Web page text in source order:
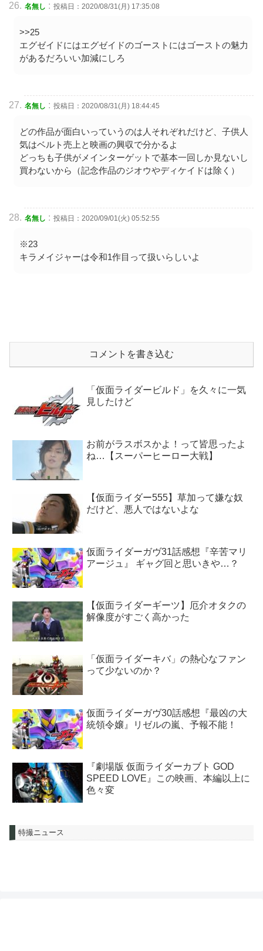
名無し : 投稿日：2020/08/31(月) 17:35:08
>>25
エグゼイドにはエグゼイドのゴーストにはゴーストの魅力
があるだろいい加減にしろ
名無し : 投稿日：2020/08/31(月) 18:44:45
どの作品が面白いっていうのは人それぞれだけど、子供人
気はベルト売上と映画の興収で分かるよ
どっちも子供がメインターゲットで基本一回しか見ないし
買わないから（記念作品のジオウやディケイドは除く）
名無し : 投稿日：2020/09/01(火) 05:52:55
※23
キラメイジャーは令和1作目って扱いらしいよ
コメントを書き込む
「仮面ライダービルド」を久々に一気
見したけど
お前がラスボスかよ！って皆思ったよ
ね…【スーパーヒーロー大戦】
【仮面ライダー555】草加って嫌な奴
だけど、悪人ではないよな
仮面ライダーガヴ31話感想『辛苦マリ
アージュ』 ギャグ回と思いきや…？
【仮面ライダーギーツ】厄介オタクの
解像度がすごく高かった
「仮面ライダーキバ」の熱心なファン
って少ないのか？
仮面ライダーガヴ30話感想『最凶の大
統領令嬢』リゼルの嵐、予報不能！
『劇場版 仮面ライダーカブト GOD
SPEED LOVE』この映画、本編以上に
色々変
特撮ニュース